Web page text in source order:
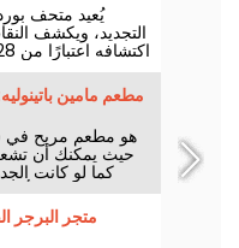
يُعيد متحف
التجديد، ويكشف
السابقة للنحات
روديا" تكريماً
بقائمة طعام أصلية ومريحة مستوحاة من حياة الفنان.مطعم مامين
حيث يمكنك أن تشعر
كما لو كانت
تقليدية ترضي